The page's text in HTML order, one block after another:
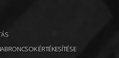
ÉRTÉKESÍTÉSE